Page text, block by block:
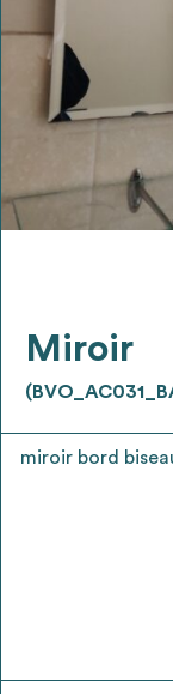
* Attention, l’ajout
voirFAQ
Miroir
miroir bord